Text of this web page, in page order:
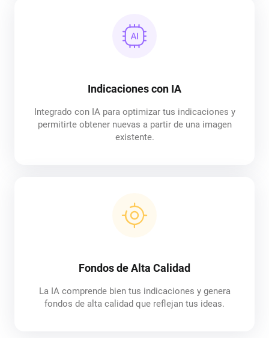
Indicaciones con IA
Integrado con IA para optimizar tus indicaciones y
permitirte obtener nuevas a partir de una imagen
existente.
Fondos de Alta Calidad
La IA comprende bien tus indicaciones y genera
fondos de alta calidad que reflejan tus ideas.